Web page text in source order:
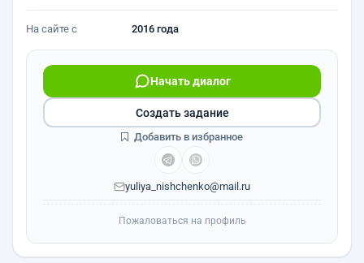
На сайте с 2016 года
Начать диалог
yuliya_nishchenko@mail.ru
Создать задание
Добавить в избранное
Пожаловаться на профиль